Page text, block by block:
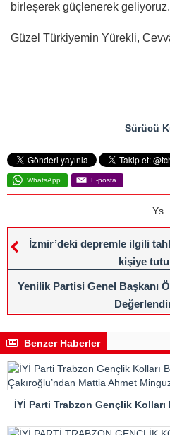
birleşerek güçlenerek geliyoruz.
Güzel Türkiyemin Yürekli,
Sürücü
WhatsApp E-posta
Ys
İzmir’deki depremle ilgili
kişiye
Yenilik Partisi Genel Başkanı
Benzer Haberler